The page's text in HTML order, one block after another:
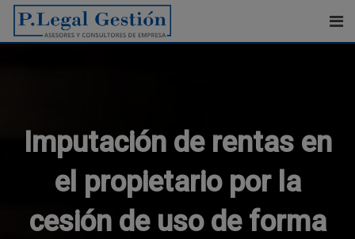
Skip
content
Imputación de rentas en
el propietario por la
cesión de uso de forma